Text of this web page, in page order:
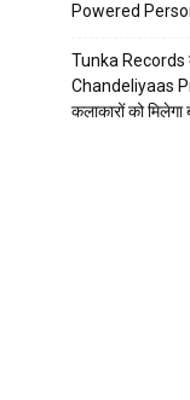
Powered
Tunka Records
Chandeliyaas
कलाकारों को